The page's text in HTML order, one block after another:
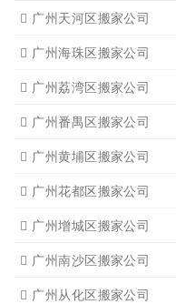
广州天河区搬家公司
广州海珠区搬家公司
广州荔湾区搬家公司
广州番禺区搬家公司
广州黄埔区搬家公司
广州花都区搬家公司
广州增城区搬家公司
广州南沙区搬家公司
广州从化区搬家公司